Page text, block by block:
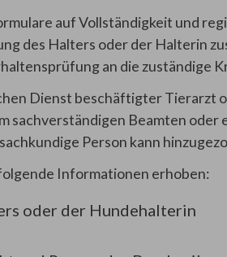
auf Vollständigkeit und
des Halters oder der Halterin
an die zuständige
Dienst beschäftigter Tierarzt
sachverständigen Beamten oder
Person kann
Informationen erhoben:
oder der Hundehalterin